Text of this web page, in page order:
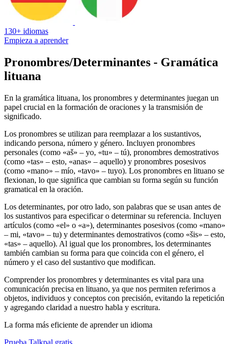
130+ idiomas
Empieza a aprender
Pronombres/Determinantes - Gramática
lituana
En la gramática lituana, los pronombres y determinantes juegan un
papel crucial en la formación de oraciones y la transmisión de
significado.
Los pronombres se utilizan para reemplazar a los sustantivos,
indicando persona, número y género. Incluyen pronombres
personales (como «aš» – yo, «tu» – tú), pronombres demostrativos
(como «tas» – esto, «anas» – aquello) y pronombres posesivos
(como «mano» – mío, «tavo» – tuyo). Los pronombres en lituano se
flexionan, lo que significa que cambian su forma según su función
gramatical en la oración.
Los determinantes, por otro lado, son palabras que se usan antes de
los sustantivos para especificar o determinar su referencia. Incluyen
artículos (como «el» o «a»), determinantes posesivos (como «mano»
– mi, «tavo» – tu) y determinantes demostrativos (como «šis» – esto,
«tas» – aquello). Al igual que los pronombres, los determinantes
también cambian su forma para que coincida con el género, el
número y el caso del sustantivo que modifican.
Comprender los pronombres y determinantes es vital para una
comunicación precisa en lituano, ya que nos permiten referirnos a
objetos, individuos y conceptos con precisión, evitando la repetición
y agregando claridad a nuestro habla y escritura.
La forma más eficiente de aprender un idioma
Prueba Talkpal gratis